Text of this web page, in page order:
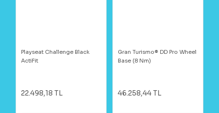
Playseat Challenge Black
ActiFit
22.498,18 TL
Gran Turismo® DD Pro Wheel
Base (8 Nm)
46.258,44 TL